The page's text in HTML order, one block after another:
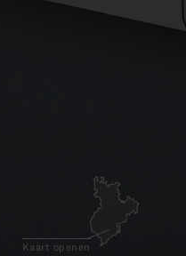
Kaart openen